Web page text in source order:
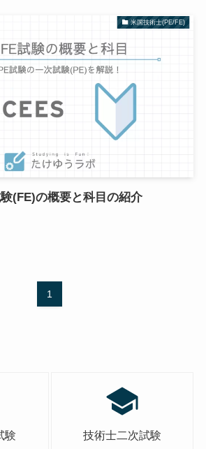
米国技術士(PE/FE)
(FE)の概要と科目の紹介
1
験 技術士二次試験